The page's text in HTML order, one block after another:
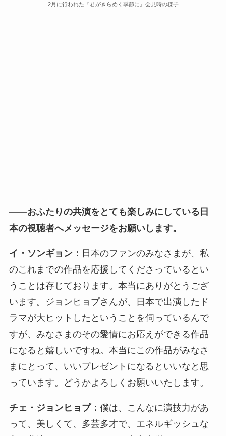
2月に行われた『君がきらめく季節に』会見時の様子
――おふたりの共演をとても楽しみにしている日
本の視聴者へメッセージをお願いします。
イ・ソンギョン： 日本のファンのみなさまが、私
のこれまでの作品を応援してくださっているとい
うことは存じております。本当にありがとうござ
います。ジョンヒョプさんが、日本で出演したド
ラマが大ヒットしたということを伺っているんで
すが、みなさまのその愛情にお応えができる作品
になると嬉しいですね。本当にこの作品がみなさ
まにとって、いいプレゼントになるといいなと思
っています。どうかよろしくお願いいたします。
チェ・ジョンヒョプ： 僕は、こんなに演技力があ
って、美しくて、多芸多才で、エネルギッシュな